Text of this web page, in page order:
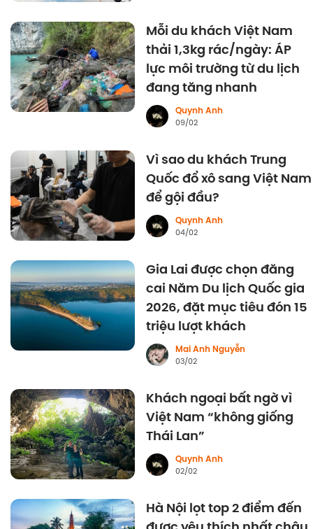
Mỗi du khách Việt Nam
thải 1,3kg rác/ngày: ÁP
lực môi trường từ du lịch
đang tăng nhanh
Quynh Anh
09/02
Vì sao du khách Trung
Quốc đổ xô sang Việt Nam
để gội đầu?
Quynh Anh
04/02
Gia Lai được chọn đăng
cai Năm Du lịch Quốc gia
2026, đặt mục tiêu đón 15
triệu lượt khách
Mai Anh Nguyễn
03/02
Khách ngoại bất ngờ vì
Việt Nam “không giống
Thái Lan”
Quynh Anh
02/02
Hà Nội lọt top 2 điểm đến